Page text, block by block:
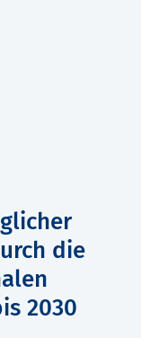
die
2030